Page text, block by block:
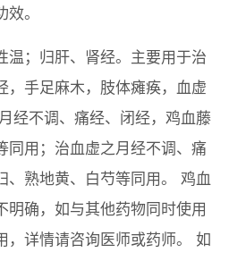
。
温；归肝、肾经。主要用于治
，手足麻木，肢体瘫痪，血虚
经不调、痛经、闭经，鸡血藤
同用；治血虚之月经不调、痛
、熟地黄、白芍等同用。 鸡血
明确，如与其他药物同时使用
，详情请咨询医师或药师。 如